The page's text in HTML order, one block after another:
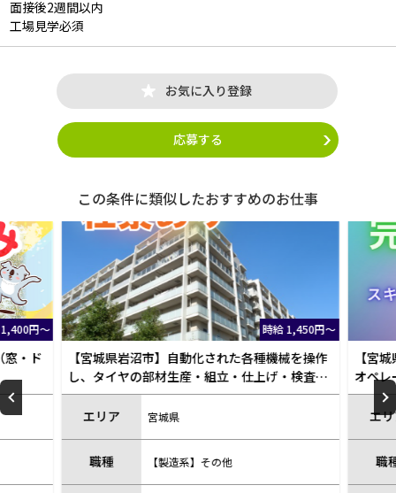
面接後2週間以内
工場見学必須
お気に入り登録
応募する
この条件に類似したおすすめのお仕事
円～
・ド
時給 1,450円～
【宮城県岩沼市】自動化された各種機械を操作
し、タイヤの部材生産・組立・仕上げ・検査作
業/sen210806
エリア
宮城県
職種 【製造系】その他
【宮
オペレ
エリ
職